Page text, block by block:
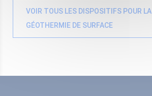
VOIR TOUS LES DISPOSITIFS POUR LA
GÉOTHERMIE DE SURFACE